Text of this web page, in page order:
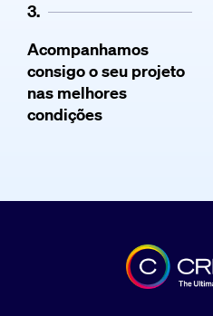
3.
Acompanhamos
consigo o seu projeto
nas melhores
condições